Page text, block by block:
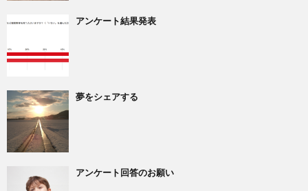
アンケート結果発表
夢をシェアする
アンケート回答のお願い